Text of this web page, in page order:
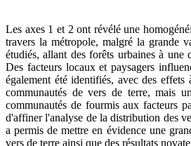
Les axes 1 et 2 ont révélé une
travers la métropole, malgré la grande
étudiés, allant des forêts urbaines à une
Des facteurs locaux et paysagers
également été identifiés, avec des effets
communautés de vers de terre, mais
communautés de fourmis aux facteurs
d'affiner l'analyse de la distribution des
a permis de mettre en évidence une
vers de terre ainsi que des résultats